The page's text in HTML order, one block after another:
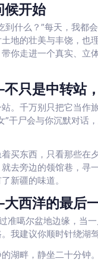
候开始
到什么？”每天，我都
地的壮美与丰饶，也
你走进一个真实、
只是中转站
。千万别只把它当作
”干尸会与你沉默对话
买东西，只看那些在
去旁边的领馆巷，寻
新疆的味道。
西洋的最后
准噶尔盆地边缘，当
我建议你顺时针绕湖
湖畔，静坐二十分钟